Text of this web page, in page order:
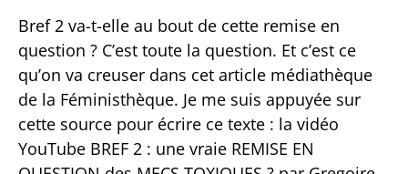
Bref 2 va-t-elle au bout de cette remise en
question ? C’est toute la question. Et c’est ce
qu’on va creuser dans cet article médiathèque
de la Féministhèque. Je me suis appuyée sur
cette source pour écrire ce texte : la vidéo
YouTube BREF 2 : une vraie REMISE EN